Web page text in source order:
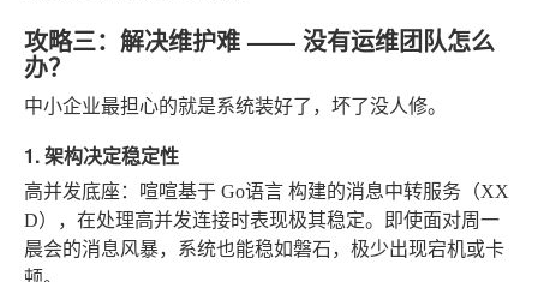
攻略三：解决维护难 —— 没有运维团队怎么
办？
中小企业最担心的就是系统装好了，坏了没人修。
1. 架构决定稳定性
高并发底座：喧喧基于 Go语言 构建的消息中转服务（XX
D），在处理高并发连接时表现极其稳定。即使面对周一
晨会的消息风暴，系统也能稳如磐石，极少出现宕机或卡
顿。